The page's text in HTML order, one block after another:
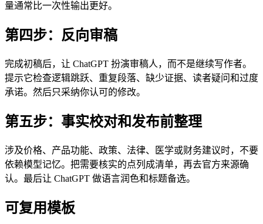
量通常比一次性输出更好。
第四步：反向审稿
完成初稿后，让 ChatGPT 扮演审稿人，而不是继续写作者。
提示它检查逻辑跳跃、重复段落、缺少证据、读者疑问和过度
承诺。然后只采纳你认可的修改。
第五步：事实校对和发布前整理
涉及价格、产品功能、政策、法律、医学或财务建议时，不要
依赖模型记忆。把需要核实的点列成清单，再去官方来源确
认。最后让 ChatGPT 做语言润色和标题备选。
可复用模板